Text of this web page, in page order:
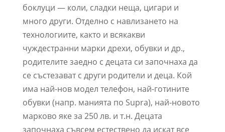
боклуци — коли, сладки неща, цигари и
много други. Отделно с навлизането на
технологиите, както и всякакви
чуждестранни марки дрехи, обувки и др.,
родителите заедно с децата си започнаха да
се състезават с други родители и деца. Кой
има най-нов модел телефон, най-готините
обувки (напр. манията по Supra), най-новото
марково яке за 250 лв. и т.н. Децата
започнаха съвсем естествено да искат все